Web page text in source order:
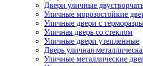
Двери уличные
Уличные морозостойкие
Уличные двери с
Уличная дверь со стеклом
Уличные двери утепленные
Дверь уличная
Уличные металлические